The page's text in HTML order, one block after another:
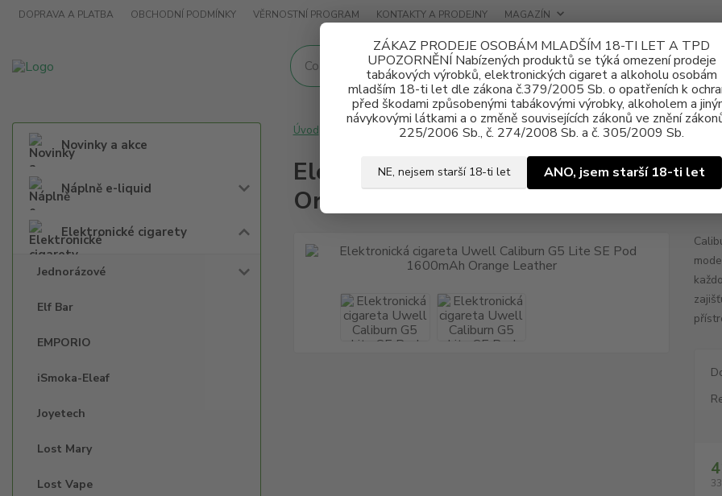
ZÁKAZ PRODEJE OSOBÁM MLADŠÍM 18-TI LET A TPD
UPOZORNĚNÍ Nabízených produktů se týká omezení prodeje
tabákových výrobků, elektronických cigaret a alkoholu osobám
mladším 18-ti let dle zákona č.379/2005 Sb. o opatřeních k
před škodami způsobenými tabákovými výrobky, alkoholem a
návykovými látkami a o změně souvisejících zákonů ve znění
225/2006 Sb., č. 274/2008 Sb. a č. 305/2009 Sb.
NE, nejsem starší 18-ti let ANO, jsem starší 18-ti let
DOPRAVA A PLATBA OBCHODNÍ PODMÍNKY VĚRNOSTNÍ PROGRAM KONTAKTY A PRODEJNY MAGAZÍN
Novinky a akce
Náplně e-liquid
Elektronické cigarety
Jednorázové
Elf Bar
EMPORIO
iSmoka-Eleaf
Joyetech
Lost Mary
Lost Vape
Úvod Elektronické cigarety Uwell Elektronická cigareta Uwell Caliburn G5 Lite
Elektronická cigareta Uwell Caliburn
Orange Leather